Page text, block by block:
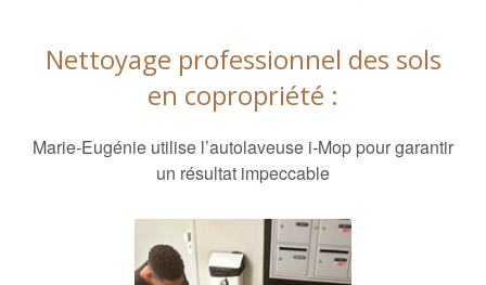
Nettoyage professionnel des sols
en copropriété :
Marie-Eugénie utilise l’autolaveuse i-Mop pour garantir
un résultat impeccable